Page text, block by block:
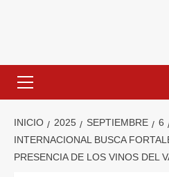
INICIO 2025 SEPTIEMBRE 6
INTERNACIONAL BUSCA
PRESENCIA DE LOS VINOS DEL